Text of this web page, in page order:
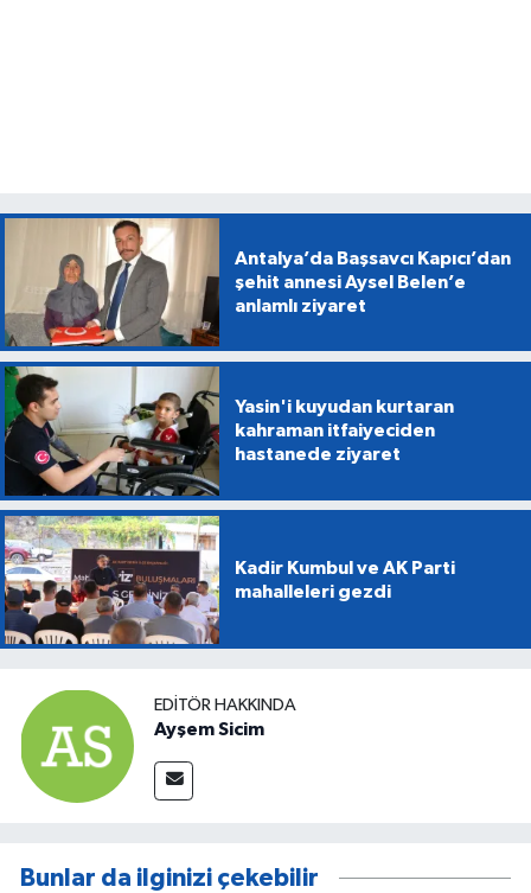
Antalya’da Başsavcı Kapıcı’dan
şehit annesi Aysel Belen’e
anlamlı ziyaret
Yasin'i kuyudan kurtaran
kahraman itfaiyeciden
hastanede ziyaret
Kadir Kumbul ve AK Parti
mahalleleri gezdi
EDITÖR HAKKINDA
Ayşem Sicim
Bunlar da ilginizi çekebilir